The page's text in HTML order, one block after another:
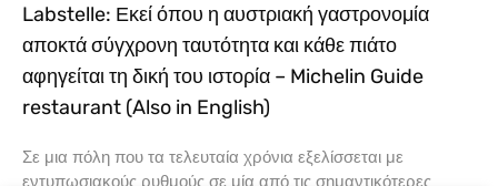
Labstelle: Εκεί όπου η αυστριακή γαστρονομία
αποκτά σύγχρονη ταυτότητα και κάθε πιάτο
αφηγείται τη δική του ιστορία – Michelin Guide
restaurant (Also in English)
Σε μια πόλη που τα τελευταία χρόνια εξελίσσεται με
εντυπωσιακούς ρυθμούς σε μία από τις σημαντικότερες